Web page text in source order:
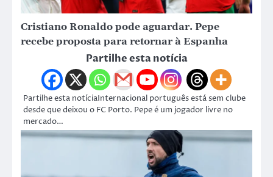
Cristiano Ronaldo pode aguardar. Pepe
recebe proposta para retornar à Espanha
Partilhe esta notícia
Partilhe esta notíciaInternacional português está sem clube
desde que deixou o FC Porto. Pepe é um jogador livre no
mercado…